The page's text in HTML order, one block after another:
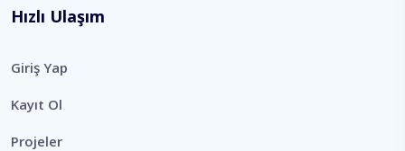
Hızlı Ulaşım
Giriş Yap
Kayıt Ol
Projeler